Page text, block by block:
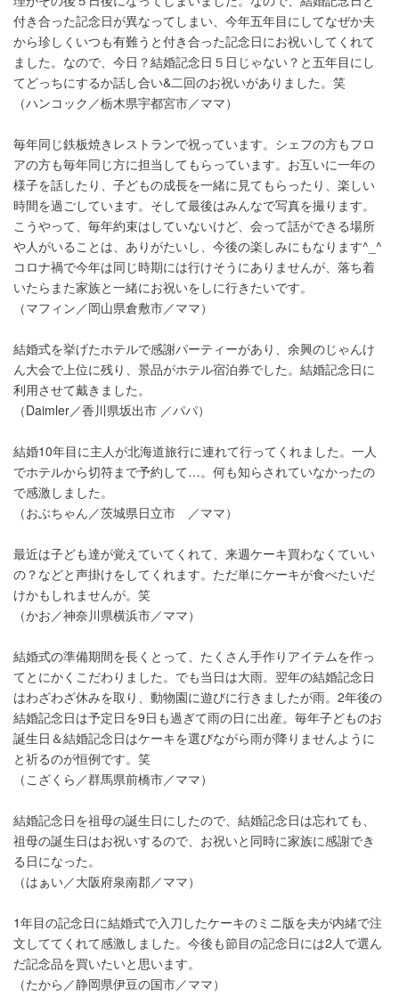
付き合った記念日が異なってしまい、今年五年目にしてなぜか夫
から珍しくいつも有難うと付き合った記念日にお祝いしてくれて
ました。なので、今日？結婚記念日５日じゃない？と五年目にし
てどっちにするか話し合い&二回のお祝いがありました。笑
（ハンコック／栃木県宇都宮市／ママ）
毎年同じ鉄板焼きレストランで祝っています。シェフの方もフロ
アの方も毎年同じ方に担当してもらっています。お互いに一年の
様子を話したり、子どもの成長を一緒に見てもらったり、楽しい
時間を過ごしています。そして最後はみんなで写真を撮ります。
こうやって、毎年約束はしていないけど、会って話ができる場所
や人がいることは、ありがたいし、今後の楽しみにもなります^_^
コロナ禍で今年は同じ時期には行けそうにありませんが、落ち着
いたらまた家族と一緒にお祝いをしに行きたいです。
（マフィン／岡山県倉敷市／ママ）
結婚式を挙げたホテルで感謝パーティーがあり、余興のじゃんけ
ん大会で上位に残り、景品がホテル宿泊券でした。結婚記念日に
利用させて戴きました。
（Daimler／香川県坂出市 ／パパ）
結婚10年目に主人が北海道旅行に連れて行ってくれました。一人
でホテルから切符まで予約して…。何も知らされていなかったの
で感激しました。
（おぶちゃん／茨城県日立市 ／ママ）
最近は子ども達が覚えていてくれて、来週ケーキ買わなくていい
の？などと声掛けをしてくれます。ただ単にケーキが食べたいだ
けかもしれませんが。笑
（かお／神奈川県横浜市／ママ）
結婚式の準備期間を長くとって、たくさん手作りアイテムを作っ
てとにかくこだわりました。でも当日は大雨。翌年の結婚記念日
はわざわざ休みを取り、動物園に遊びに行きましたが雨。2年後の
結婚記念日は予定日を9日も過ぎて雨の日に出産。毎年子どものお
誕生日＆結婚記念日はケーキを選びながら雨が降りませんように
と祈るのが恒例です。笑
（こざくら／群馬県前橋市／ママ）
結婚記念日を祖母の誕生日にしたので、結婚記念日は忘れても、
祖母の誕生日はお祝いするので、お祝いと同時に家族に感謝でき
る日になった。
（はぁい／大阪府泉南郡／ママ）
1年目の記念日に結婚式で入刀したケーキのミニ版を夫が内緒で注
文しててくれて感激しました。今後も節目の記念日には2人で選ん
だ記念品を買いたいと思います。
（たから／静岡県伊豆の国市／ママ）